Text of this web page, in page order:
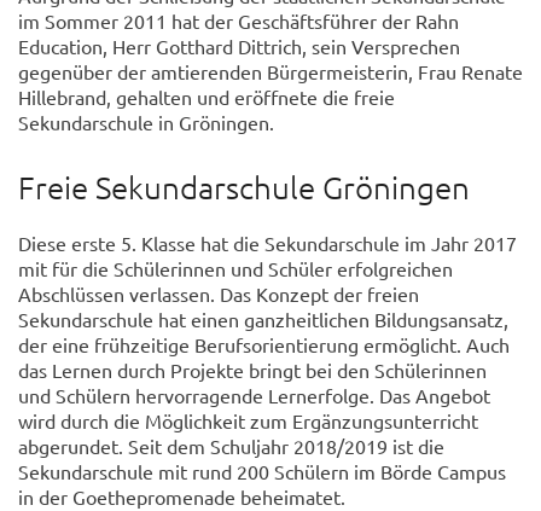
im Sommer 2011 hat der Geschäftsführer der Rahn
Education, Herr Gotthard Dittrich, sein Versprechen
gegenüber der amtierenden Bürgermeisterin, Frau Renate
Hillebrand, gehalten und eröffnete die freie
Sekundarschule in Gröningen.
Freie Sekundarschule Gröningen
Diese erste 5. Klasse hat die Sekundarschule im Jahr 2017
mit für die Schülerinnen und Schüler erfolgreichen
Abschlüssen verlassen. Das Konzept der freien
Sekundarschule hat einen ganzheitlichen Bildungsansatz,
der eine frühzeitige Berufsorientierung ermöglicht. Auch
das Lernen durch Projekte bringt bei den Schülerinnen
und Schülern hervorragende Lernerfolge. Das Angebot
wird durch die Möglichkeit zum Ergänzungsunterricht
abgerundet. Seit dem Schuljahr 2018/2019 ist die
Sekundarschule mit rund 200 Schülern im Börde Campus
in der Goethepromenade beheimatet.